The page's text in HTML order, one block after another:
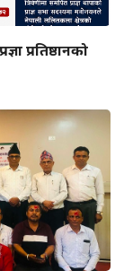
प्रतिष्ठानको